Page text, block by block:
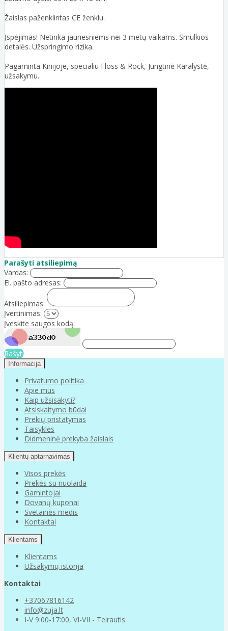
Žaislas paženklintas CE ženklu.
Įspėjimas! Netinka jaunesniems nei 3 metų vaikams. Smulkios
detalės. Užspringimo rizika.
Pagaminta Kinijoje, specialiu Floss & Rock, Jungtinė Karalystė,
užsakymu.
Parašyti atsiliepimą
Vardas:
El. pašto adresas:
Atsiliepimas:
Įvertinimas:
Įveskite saugos kodą:
Rašyti
Informacija
Privatumo politika
Apie mus
Kaip užsisakyti?
Atsiskaitymo būdai
Prekių pristatymas
Taisyklės
Didmeninė prekyba žaislais
Klientų aptarnavimas
Visos prekės
Prekės su nuolaida
Gamintojai
Dovanų kuponai
Svetainės medis
Kontaktai
Klientams
Klientams
Užsakymų istorija
Kontaktai
+37067816142
info@zuja.lt
I-V 9:00-17:00, VI-VII - Teirautis